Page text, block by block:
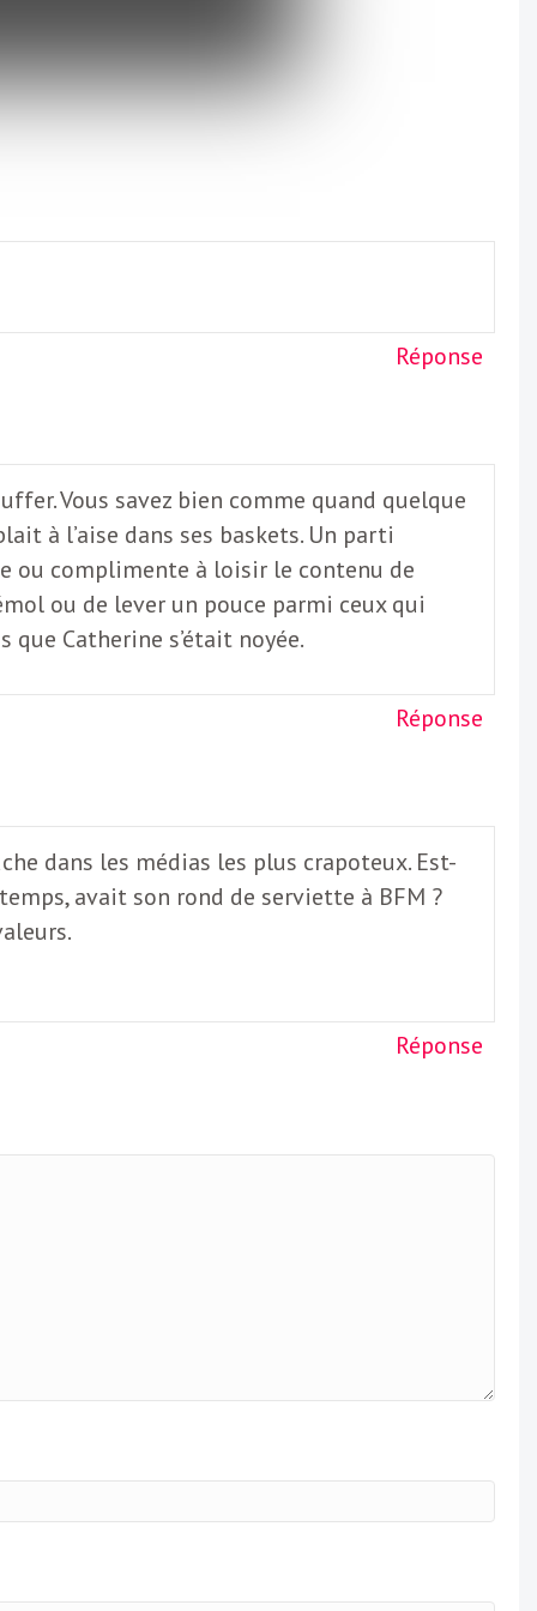
Réponse
Vous savez bien comme quand quelque
à l’aise dans ses baskets. Un parti
ou complimente à loisir le contenu de
ou de lever un pouce parmi ceux qui
Catherine s’était noyée.
Réponse
dans les médias les plus crapoteux. Est-
avait son rond de serviette à BFM ?
Réponse